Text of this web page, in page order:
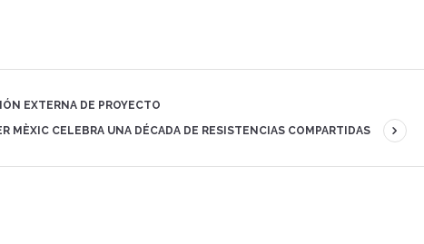
EXTERNA DE PROYECTO
MÈXIC CELEBRA UNA DÉCADA DE RESISTENCIAS COMPARTIDAS